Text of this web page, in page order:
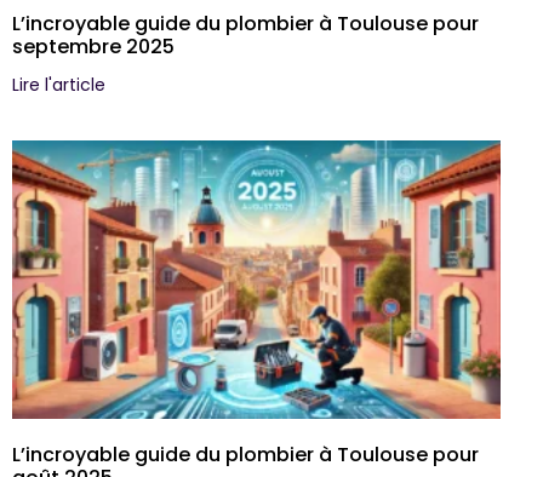
L’incroyable guide du plombier à Toulouse pour
septembre 2025
Lire l'article
L’incroyable guide du plombier à Toulouse pour